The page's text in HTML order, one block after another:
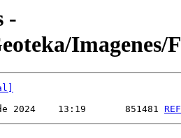
-
Imagenes/
2024    13:19       851481